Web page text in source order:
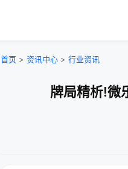
首页 > 资讯中心 > 行业资讯
牌局精析!微